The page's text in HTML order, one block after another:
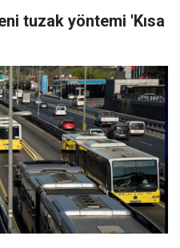
tuzak yöntemi 'Kısa